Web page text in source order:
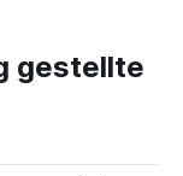
gestellte